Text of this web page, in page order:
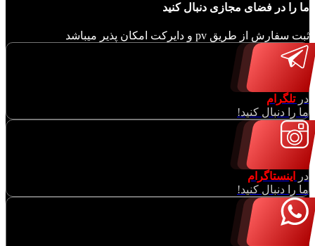
ما را در فضای مجازی دنبال کنید
ثبت سفارش از طریق pv و دایرکت امکان پذیر میباشد
درتلگرام
ما را دنبال کنید!
در
اینستاگرام
ما را دنبال کنید!